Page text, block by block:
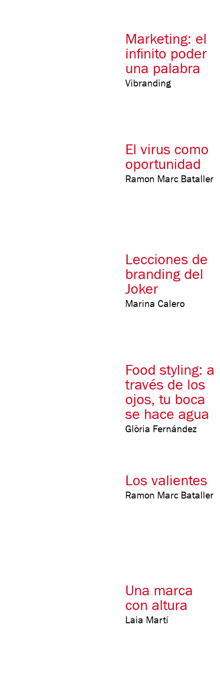
Marketing: el
infinito poder
una palabra
Vibranding
El virus como
oportunidad
Ramon Marc Bataller
Lecciones de
branding del
Joker
Marina Calero
Food styling: a
través de los
ojos, tu boca
se hace agua
Glòria Fernández
Los valientes
Ramon Marc Bataller
Una marca
con altura
Laia Martí